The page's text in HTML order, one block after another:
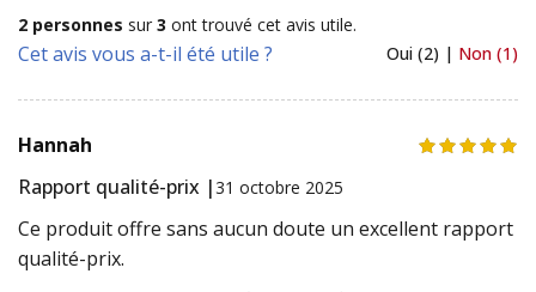
2 personnes sur 3 ont trouvé cet avis utile.
Cet avis vous a-t-il été utile ? Oui (2) | Non (1)
Hannah
Rapport qualité-prix |31 octobre 2025
Ce produit offre sans aucun doute un excellent rapport
qualité-prix.